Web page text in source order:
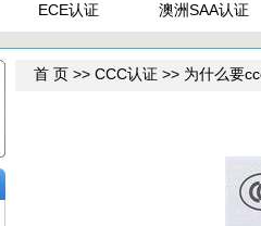
ECE认证 澳洲SAA认证
首 页 >> CCC认证 >> 为什么要